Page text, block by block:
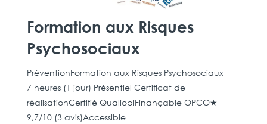
Formation aux Risques
Psychosociaux
PréventionFormation aux Risques Psychosociaux
7 heures (1 jour) Présentiel Certificat de
réalisationCertifié QualiopiFinançable OPCO★
9,7/10 (3 avis)Accessible